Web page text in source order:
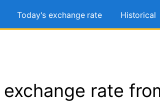
Today's exchange rate Historical
exchange rate